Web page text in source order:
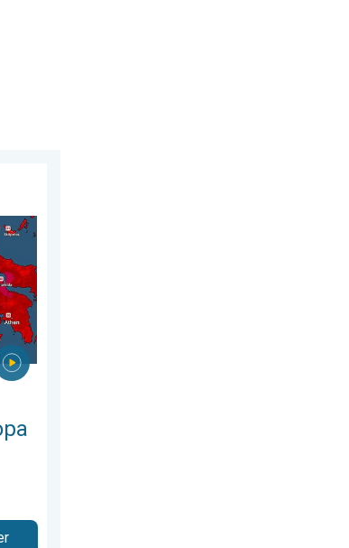
juli 2026
grader. . . onsdag den 22. juli 2026